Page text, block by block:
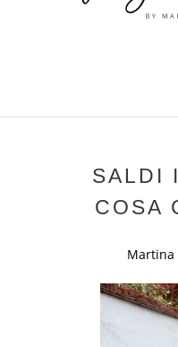
SALDI
COSA
Martina